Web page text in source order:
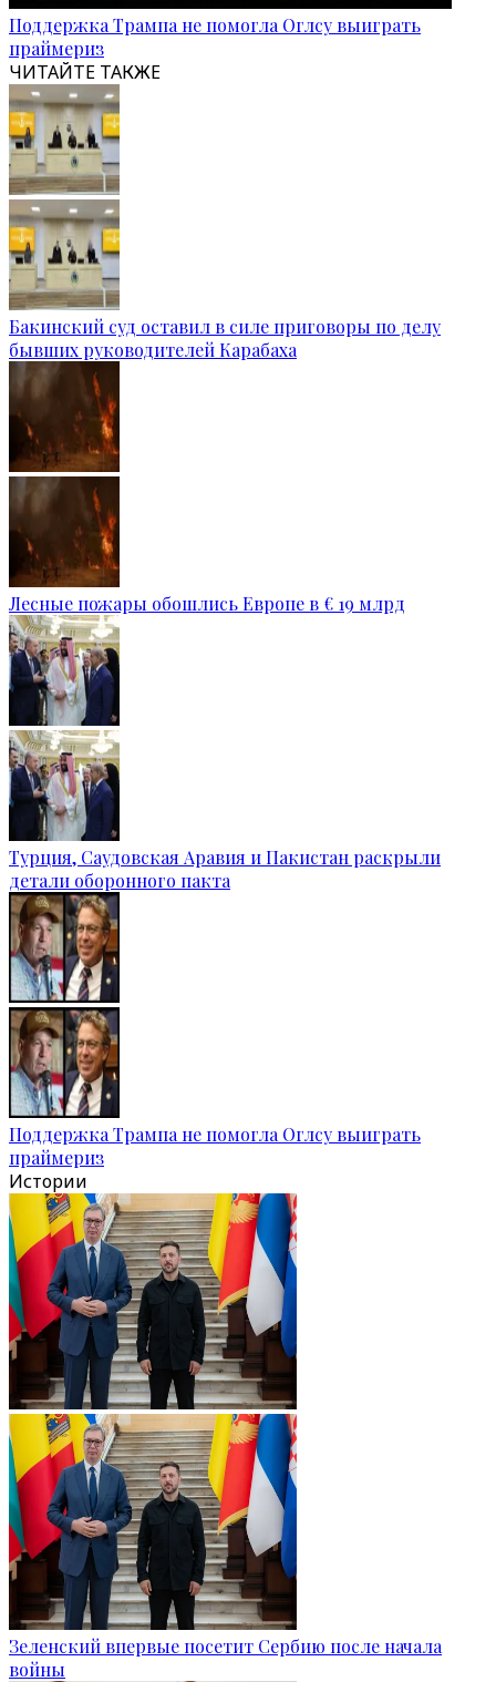
Поддержка Трампа не помогла Оглсу выиграть
праймериз
ЧИТАЙТЕ ТАКЖЕ
Бакинский суд оставил в силе приговоры по делу
бывших руководителей Карабаха
Лесные пожары обошлись Европе в € 19 млрд
Турция, Саудовская Аравия и Пакистан раскрыли
детали оборонного пакта
Поддержка Трампа не помогла Оглсу выиграть
праймериз
Истории
Зеленский впервые посетит Сербию после начала
войны